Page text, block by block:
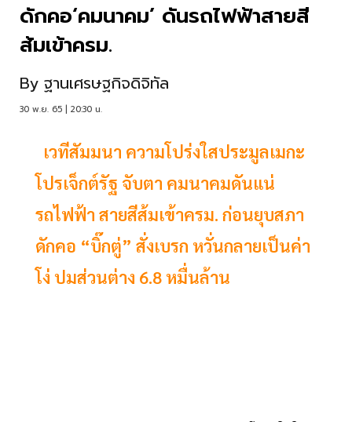
ดักคอ‘คมนาคม’ ดันรถไฟฟ้าสายสี
ส้มเข้าครม.
By ฐานเศรษฐกิจดิจิทัล
30 พ.ย. 65 | 20:30 น.
เวทีสัมมนา ความโปร่งใสประมูลเมกะ
โปรเจ็กต์รัฐ จับตา คมนาคมดันแน่
รถไฟฟ้า สายสีส้มเข้าครม. ก่อนยุบสภา
ดักคอ “บิ๊กตู่” สั่งเบรก หวั่นกลายเป็นค่า
โง่ ปมส่วนต่าง 6.8 หมื่นล้าน